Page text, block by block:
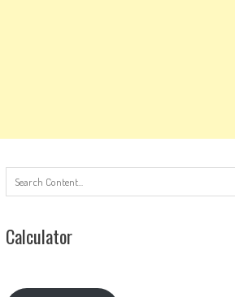
Calculator